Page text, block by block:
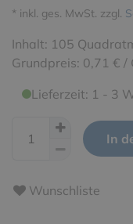
* inkl. ges. MwSt. zzgl.
Inhalt: 105
Grundpreis: 0,71 € /
Lieferzeit: 1 - 3
In
Wunschliste